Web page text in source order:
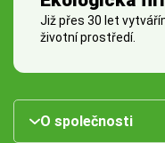
Již přes 30 let
životní prostředí.
O společnosti